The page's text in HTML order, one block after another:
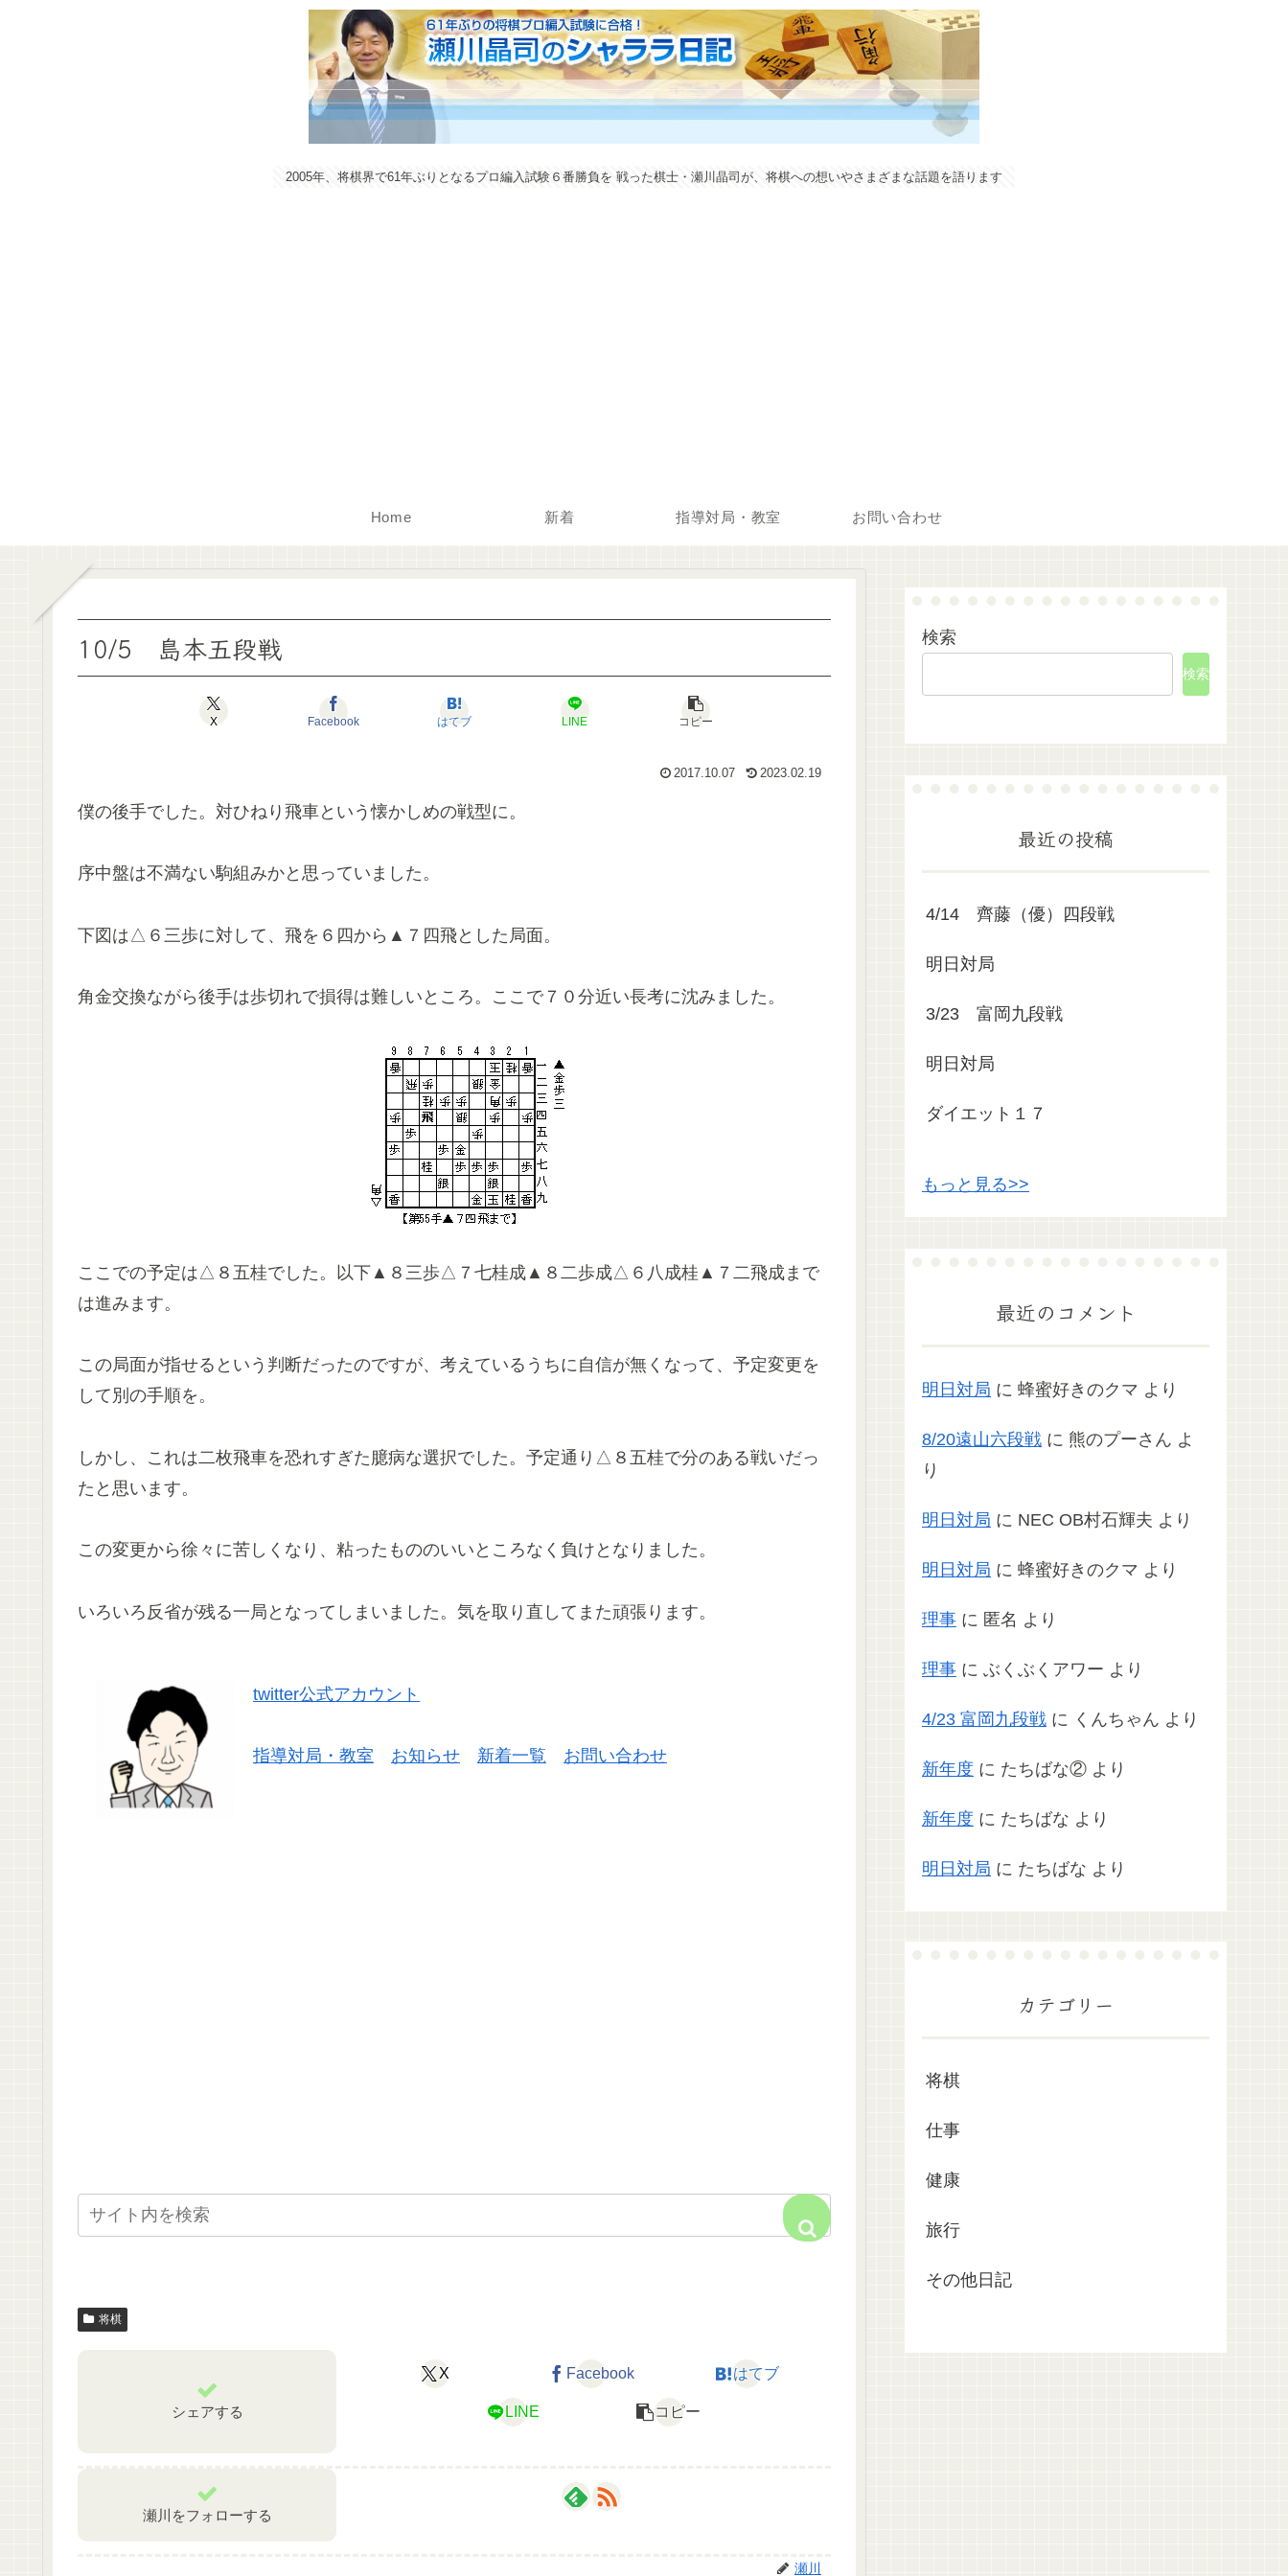
2005年、将棋界で61年ぶりとなるプロ編入試験６番勝負を 戦った棋士・瀬川晶司が、将棋への想いやさまざまな話題を語ります
Home 新着 指導対局・教室 お問い合わせ
10/5 島本五段戦
X Facebook はてブ LINE コピー
2017.10.07 2023.02.19
僕の後手でした。対ひねり飛車という懐かしめの戦型に。
序中盤は不満ない駒組みかと思っていました。
下図は△６三歩に対して、飛を６四から▲７四飛とした局面。
角金交換ながら後手は歩切れで損得は難しいところ。ここで７０分近い長考に沈みました。
ここでの予定は△８五桂でした。以下▲８三歩△７七桂成▲８二歩成△６八成桂▲７二飛成まで
は進みます。
この局面が指せるという判断だったのですが、考えているうちに自信が無くなって、予定変更を
して別の手順を。
しかし、これは二枚飛車を恐れすぎた臆病な選択でした。予定通り△８五桂で分のある戦いだっ
たと思います。
この変更から徐々に苦しくなり、粘ったもののいいところなく負けとなりました。
いろいろ反省が残る一局となってしまいました。気を取り直してまた頑張ります。
twitter公式アカウント
指導対局・教室 お知らせ 新着一覧 お問い合わせ
将棋
シェアする
X Facebook はてブ
LINE コピー
瀬川をフォローする
瀬川
検索
検索
最近の投稿
4/14 齊藤（優）四段戦
明日対局
3/23 富岡九段戦
明日対局
ダイエット１７
もっと見る>>
最近のコメント
明日対局 に 蜂蜜好きのクマ より
8/20遠山六段戦 に 熊のプーさん よ
り
明日対局 に NEC OB村石輝夫 より
明日対局 に 蜂蜜好きのクマ より
理事 に 匿名 より
理事 に ぶくぶくアワー より
4/23 富岡九段戦 に くんちゃん より
新年度 に たちばな② より
新年度 に たちばな より
明日対局 に たちばな より
カテゴリー
将棋
仕事
健康
旅行
その他日記